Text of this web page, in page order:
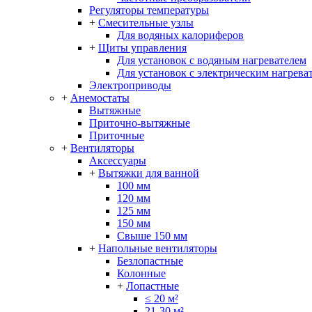
Регуляторы температуры
+ Смесительные узлы
Для водяных калориферов
+ Щиты управления
Для установок с водяным нагревателем
Для установок с электрическим
Электроприводы
+ Анемостаты
Вытяжные
Приточно-вытяжные
Приточные
+ Вентиляторы
Аксессуары
+ Вытяжки для ванной
100 мм
120 мм
125 мм
150 мм
Свыше 150 мм
+ Напольные вентиляторы
Безлопастные
Колонные
+ Лопастные
≤ 20 м²